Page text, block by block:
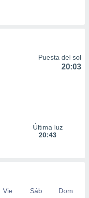
Puesta del sol
20:03
Última luz
20:43
Vie Sáb
Dom